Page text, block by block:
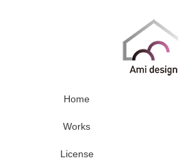
Home
Works
License